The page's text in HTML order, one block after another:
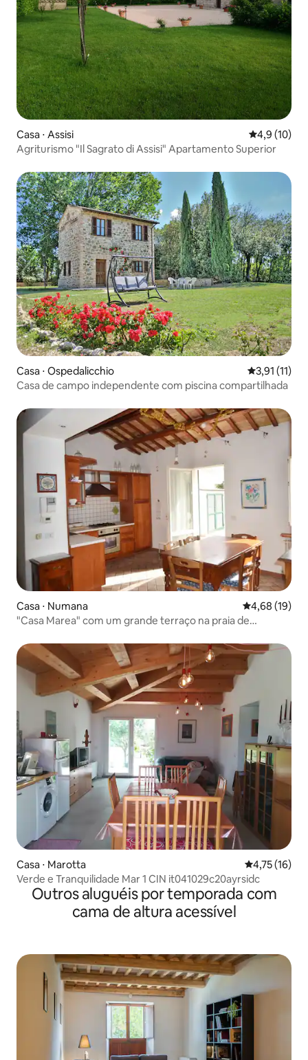
Casa ⋅ Assisi 4,9 de uma
4,9 (10)
Agriturismo "Il Sagrato di Assisi" Apartamento Superior
Casa ⋅ Ospedalicchio 3,91 de uma
3,91 (11)
Casa de campo independente com piscina compartilhada
Casa ⋅ Numana 4,68 de uma
4,68 (19)
"Casa Marea" com um grande terraço na praia de
Casa ⋅ Marotta 4,75 de uma
4,75 (16)
Verde e Tranquilidade Mar 1 CIN it041029c20ayrsidc
Outros aluguéis por temporada com
cama de altura acessível